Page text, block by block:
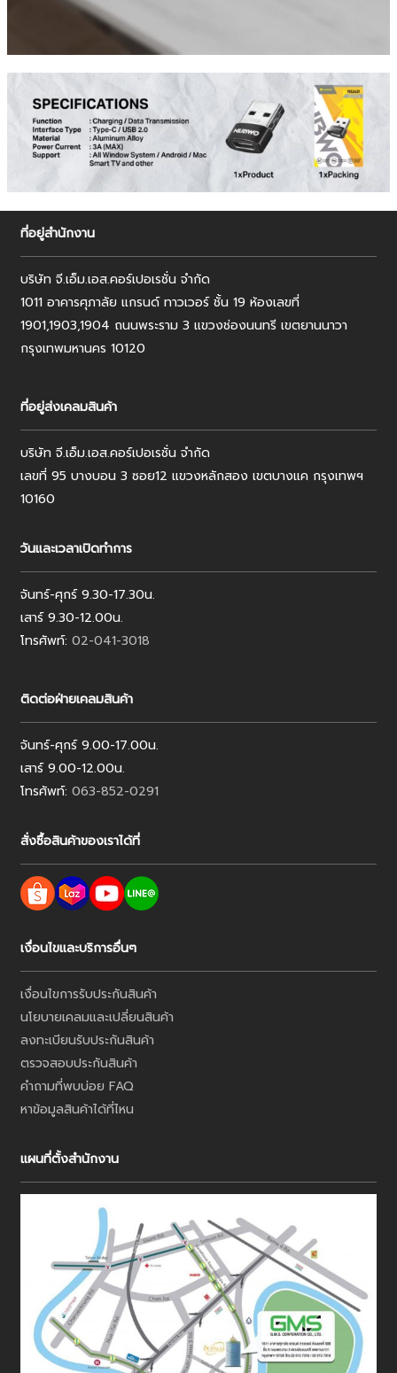
ที่อยู่สำนักงาน
บริษัท จี.เอ็ม.เอส.คอร์เปอเรชั่น จำกัด
1011 อาคารศุภาลัย แกรนด์ ทาวเวอร์ ชั้น 19 ห้องเลขที่
1901,1903,1904 ถนนพระราม 3 แขวงช่องนนทรี เขตยานนาวา
กรุงเทพมหานคร 10120
ที่อยู่ส่งเคลมสินค้า
บริษัท จี.เอ็ม.เอส.คอร์เปอเรชั่น จำกัด
เลขที่ 95 บางบอน 3 ซอย12 แขวงหลักสอง เขตบางแค กรุงเทพฯ
10160
วันและเวลาเปิดทำการ
จันทร์-ศุกร์ 9.30-17.30น.
เสาร์ 9.30-12.00น.
โทรศัพท์: 02-041-3018
ติดต่อฝ่ายเคลมสินค้า
จันทร์-ศุกร์ 9.00-17.00น.
เสาร์ 9.00-12.00น.
โทรศัพท์: 063-852-0291
สั่งซื้อสินค้าของเราได้ที่
เงื่อนไขและบริการอื่นๆ
เงื่อนไขการรับประกันสินค้า
นโยบายเคลมและเปลี่ยนสินค้า
ลงทะเบียนรับประกันสินค้า
ตรวจสอบประกันสินค้า
คำถามที่พบบ่อย FAQ
หาข้อมูลสินค้าได้ที่ไหน
แผนที่ตั้งสำนักงาน